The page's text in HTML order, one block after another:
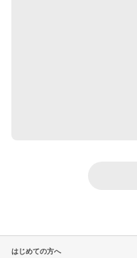
はじめての方へ